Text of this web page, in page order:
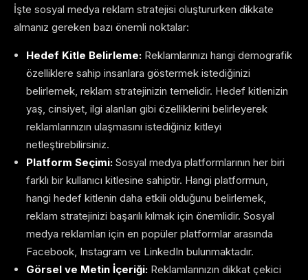
İşte sosyal medya reklam stratejisi oluştururken dikkate
almanız gereken bazı önemli noktalar:
Hedef Kitle Belirleme: Reklamlarınızı hangi demografik
özelliklere sahip insanlara göstermek istediğinizi
belirlemek, reklam stratejinizin temelidir. Hedef kitlenizin
yaş, cinsiyet, ilgi alanları gibi özelliklerini belirleyerek
reklamlarınızın ulaşmasını istediğiniz kitleyi
netleştirebilirsiniz.
Platform Seçimi: Sosyal medya platformlarının her biri
farklı bir kullanıcı kitlesine sahiptir. Hangi platformun,
hangi hedef kitlenin daha etkili olduğunu belirlemek,
reklam stratejinizi başarılı kılmak için önemlidir. Sosyal
medya reklamları için en popüler platformlar arasında
Facebook, Instagram ve LinkedIn bulunmaktadır.
Görsel ve Metin İçeriği: Reklamlarınızın dikkat çekici